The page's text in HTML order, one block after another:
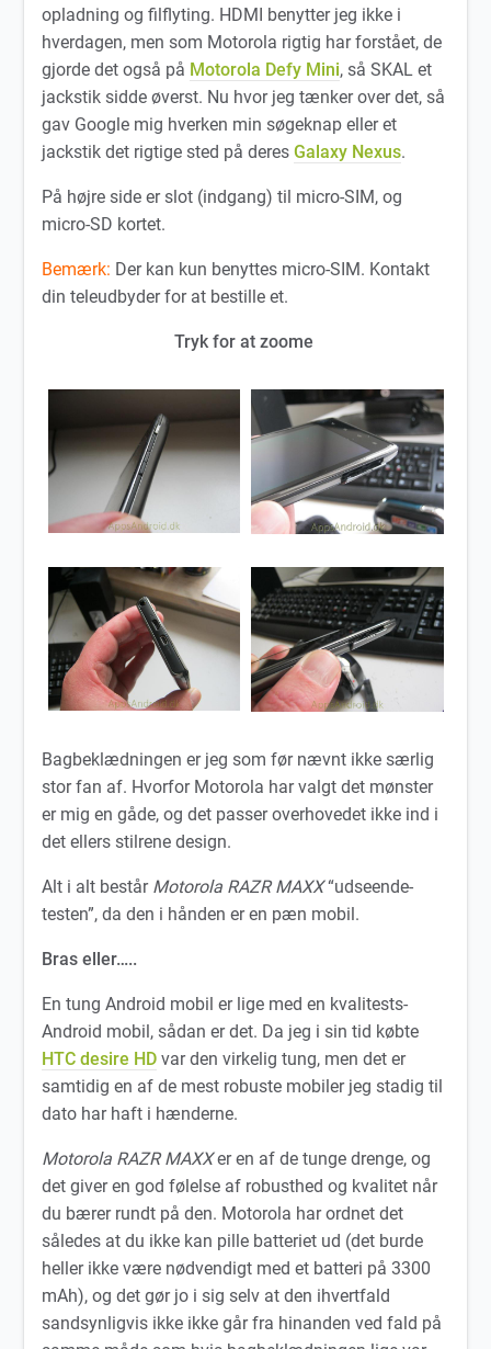
opladning og filflyting. HDMI benytter jeg ikke i
hverdagen, men som Motorola rigtig har forstået, de
gjorde det også på Motorola Defy Mini, så SKAL et
jackstik sidde øverst. Nu hvor jeg tænker over det, så
gav Google mig hverken min søgeknap eller et
jackstik det rigtige sted på deresGalaxy Nexus.
På højre side er slot (indgang) til micro-SIM, og
micro-SD kortet.
Bemærk: Der kan kun benyttes micro-SIM. Kontakt
din teleudbyder for at bestille et.
Tryk for at zoome
Bagbeklædningen er jeg som før nævnt ikke særlig
stor fan af. Hvorfor Motorola har valgt det mønster
er mig en gåde, og det passer overhovedet ikke ind i
det ellers stilrene design.
Alt i alt består Motorola RAZR MAXX“udseende-
testen”, da den i hånden er en pæn mobil.
Bras eller…..
En tung Android mobil er lige med en kvalitests-
Android mobil, sådan er det. Da jeg i sin tid købte
HTC desire HD var den virkelig tung, men det er
samtidig en af de mest robuste mobiler jeg stadig til
dato har haft i hænderne.
Motorola RAZR MAXXer en af de tunge drenge, og
det giver en god følelse af robusthed og kvalitet når
du bærer rundt på den. Motorola har ordnet det
således at du ikke kan pille batteriet ud (det burde
heller ikke være nødvendigt med et batteri på 3300
mAh), og det gør jo i sig selv at den ihvertfald
sandsynligvis ikke ikke går fra hinanden ved fald på